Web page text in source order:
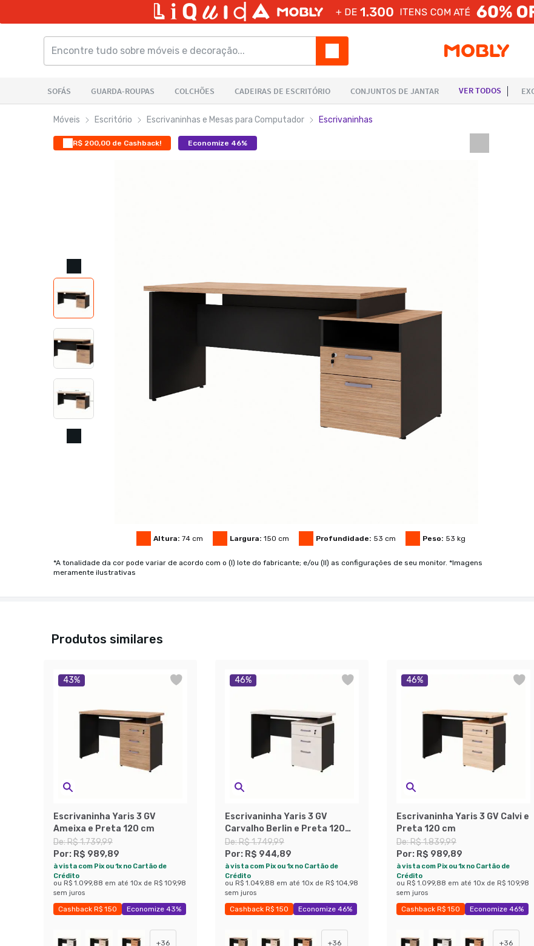
Móveis Escritório Escrivaninhas e Mesas para Computador Escrivaninhas
R$ 200,00 de Cashback! Economize 46%
Altura: 74 cm Largura: 150 cm Profundidade: 53 cm Peso: 53 kg
*A tonalidade da cor pode variar de acordo com o (I) lote do fabricante; e/ou (II) as configurações de seu monitor. *Imagens
meramente ilustrativas
Produtos similares
43%
Escrivaninha Yaris 3 GV
Ameixa e Preta 120 cm
De:R$ 1.739,99
Por: R$ 989,89
à vista com Pix ou 1x no Cartão de
Crédito
ou R$ 1.099,88 em até 10x de R$ 109,98
sem juros
Cashback R$ 150 Economize 43%
+36
46%
Escrivaninha Yaris 3 GV
Carvalho Berlin e Preta 120
cm
De:R$ 1.749,99
Por: R$ 944,89
à vista com Pix ou 1x no Cartão de
Crédito
ou R$ 1.049,88 em até 10x de R$ 104,98
sem juros
Cashback R$ 150 Economize 46%
+36
46%
Escrivaninha Yaris 3 GV Calvi e
Preta 120 cm
De:R$ 1.839,99
Por: R$ 989,89
à vista com Pix ou 1x no Cartão de
Crédito
ou R$ 1.099,88 em até 10x de R$ 109,98
sem juros
Cashback R$ 150 Economize 46%
+36